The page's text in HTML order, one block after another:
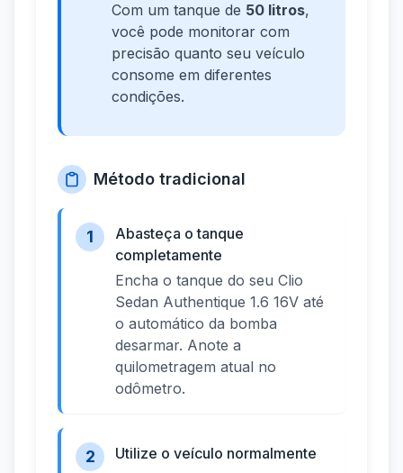
Com um tanque de 50 litros,
você pode monitorar com
precisão quanto seu veículo
consome em diferentes
condições.
Método tradicional
1
Abasteça o tanque
completamente
Encha o tanque do seu Clio
Sedan Authentique 1.6 16V até
o automático da bomba
desarmar. Anote a
quilometragem atual no
odômetro.
2
Utilize o veículo normalmente